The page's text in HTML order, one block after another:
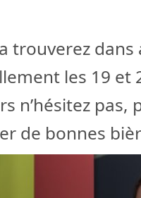
trouverez
les 19 et
n’hésitez pas,
de bonnes